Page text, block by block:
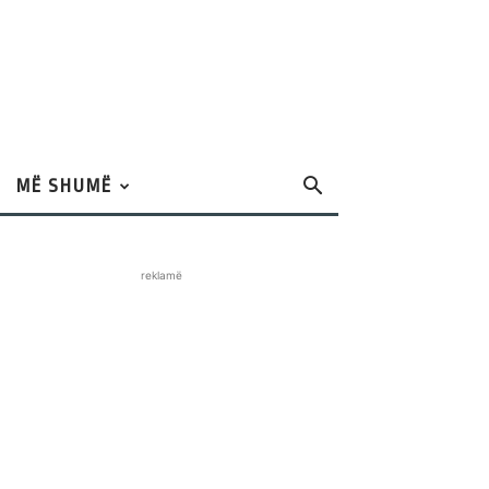
MË SHUMË
reklamë